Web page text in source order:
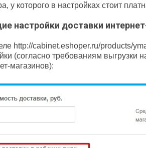
у которого в настройках стоит
настройки доставки
http://cabinet.eshoper.ru/products/
(согласно требованиям
магазинов):